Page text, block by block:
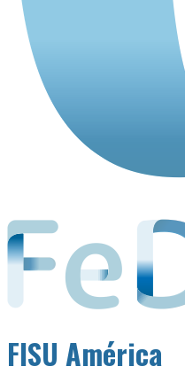
FISU América